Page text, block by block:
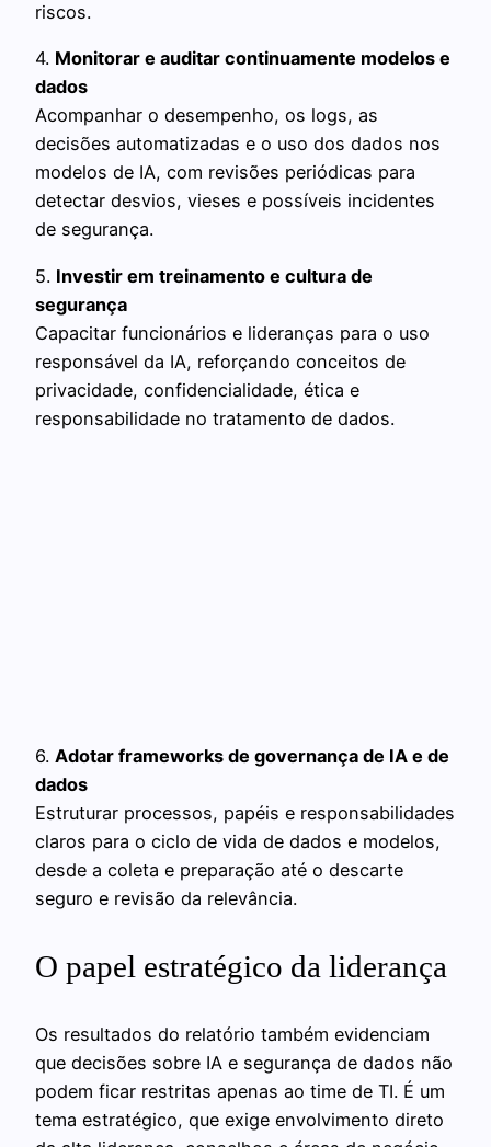
riscos.
4. Monitorar e auditar continuamente modelos e
dados
Acompanhar o desempenho, os logs, as
decisões automatizadas e o uso dos dados nos
modelos de IA, com revisões periódicas para
detectar desvios, vieses e possíveis incidentes
de segurança.
5. Investir em treinamento e cultura de
segurança
Capacitar funcionários e lideranças para o uso
responsável da IA, reforçando conceitos de
privacidade, confidencialidade, ética e
responsabilidade no tratamento de dados.
6. Adotar frameworks de governança de IA e de
dados
Estruturar processos, papéis e responsabilidades
claros para o ciclo de vida de dados e modelos,
desde a coleta e preparação até o descarte
seguro e revisão da relevância.
O papel estratégico da liderança
Os resultados do relatório também evidenciam
que decisões sobre IA e segurança de dados não
podem ficar restritas apenas ao time de TI. É um
tema estratégico, que exige envolvimento direto